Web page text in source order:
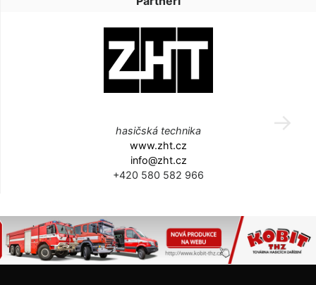
hasičská technika
www.zht.cz
info@zht.cz
+420 580 582 966